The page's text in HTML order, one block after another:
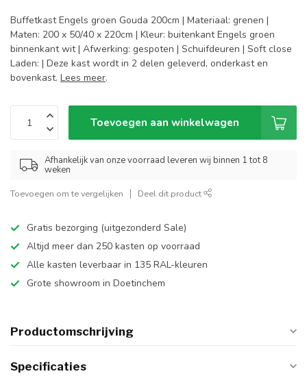
Buffetkast Engels groen Gouda 200cm | Materiaal: grenen |
Maten: 200 x 50/40 x 220cm | Kleur: buitenkant Engels groen
binnenkant wit | Afwerking: gespoten | Schuifdeuren | Soft close
Laden: | Deze kast wordt in 2 delen geleverd, onderkast en
bovenkast. Lees meer.
Toevoegen aan winkelwagen
Afhankelijk van onze voorraad leveren wij binnen 1 tot 8
weken
Toevoegen om te vergelijken Deel dit product
Gratis bezorging (uitgezonderd Sale)
Altijd meer dan 250 kasten op voorraad
Alle kasten leverbaar in 135 RAL-kleuren
Grote showroom in Doetinchem
Productomschrijving
Specificaties